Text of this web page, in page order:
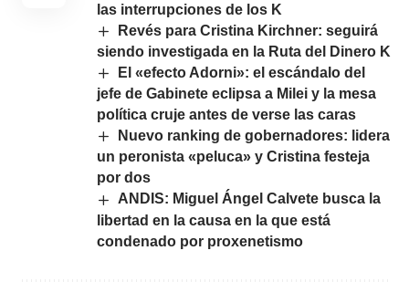
las interrupciones de los K
Revés para Cristina Kirchner: seguirá
siendo investigada en la Ruta del Dinero K
El «efecto Adorni»: el escándalo del
jefe de Gabinete eclipsa a Milei y la mesa
política cruje antes de verse las caras
Nuevo ranking de gobernadores: lidera
un peronista «peluca» y Cristina festeja
por dos
ANDIS: Miguel Ángel Calvete busca la
libertad en la causa en la que está
condenado por proxenetismo